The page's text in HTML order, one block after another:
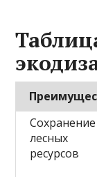
Сохранение
лесных
ресурсов